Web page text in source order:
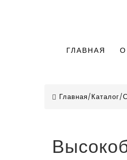
ГЛАВНАЯ
Главная/Каталог/